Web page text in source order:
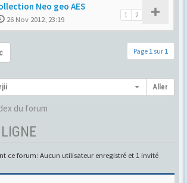
Neo geo AES
1 2
26 Nov 2012, 23:19
Page 1 sur 1
Aller
du forum
ce forum: Aucun utilisateur enregistré et 1 invité